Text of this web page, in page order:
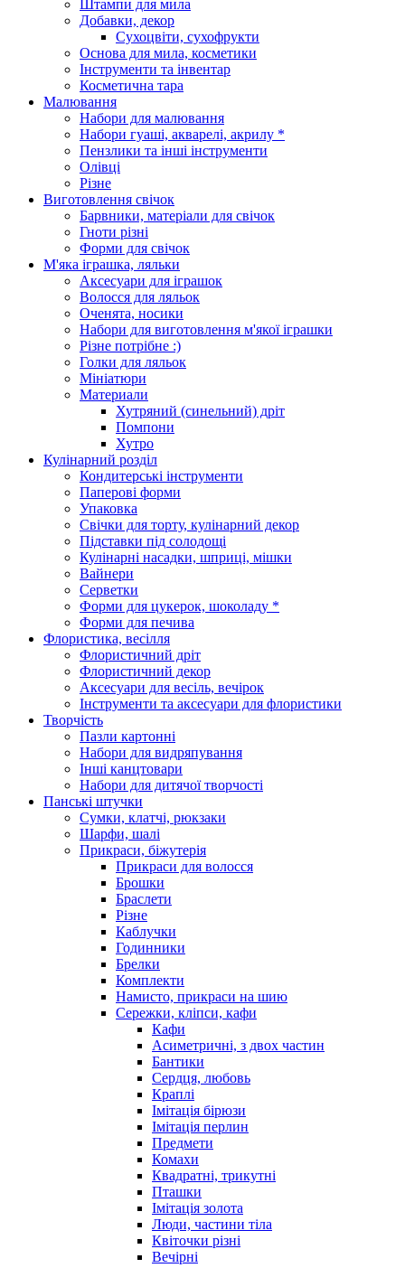
Штампи для мила
Добавки, декор
Сухоцвіти, сухофрукти
Основа для мила, косметики
Інструменти та інвентар
Косметична тара
Малювання
Набори для малювання
Набори гуаші, акварелі, акрилу *
Пензлики та інші інструменти
Олівці
Різне
Виготовлення свічок
Барвники, матеріали для свічок
Гноти різні
Форми для свічок
М'яка іграшка, ляльки
Аксесуари для іграшок
Волосся для ляльок
Оченята, носики
Набори для виготовлення м'якої іграшки
Різне потрібне :)
Голки для ляльок
Мініатюри
Материали
Хутряний (синельний) дріт
Помпони
Хутро
Кулінарний розділ
Кондитерські інструменти
Паперові форми
Упаковка
Свічки для торту, кулінарний декор
Підставки під солодощі
Кулінарні насадки, шприці, мішки
Вайнери
Серветки
Форми для цукерок, шоколаду *
Форми для печива
Флористика, весілля
Флористичний дріт
Флористичний декор
Аксесуари для весіль, вечірок
Інструменти та аксесуари для флористики
Творчість
Пазли картонні
Набори для видряпування
Інші канцтовари
Набори для дитячої творчості
Панські штучки
Сумки, клатчі, рюкзаки
Шарфи, шалі
Прикраси, біжутерія
Прикраси для волосся
Брошки
Браслети
Різне
Каблучки
Годинники
Брелки
Комплекти
Намисто, прикраси на шию
Сережки, кліпси, кафи
Кафи
Асиметричні, з двох частин
Бантики
Сердця, любовь
Краплі
Імітація бірюзи
Імітація перлин
Предмети
Комахи
Квадратні, трикутні
Пташки
Імітація золота
Люди, частини тіла
Квіточки різні
Вечірні